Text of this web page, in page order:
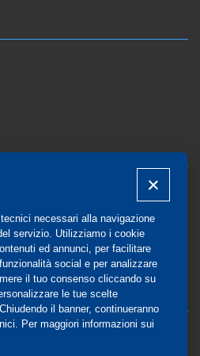
necessari alla navigazione
servizio. Utilizziamo i cookie
ed annunci, per facilitare
social e per analizzare
il tuo consenso cliccando su
le tue scelte
.Chiudendo il banner, continueranno
Per maggiori informazioni sui